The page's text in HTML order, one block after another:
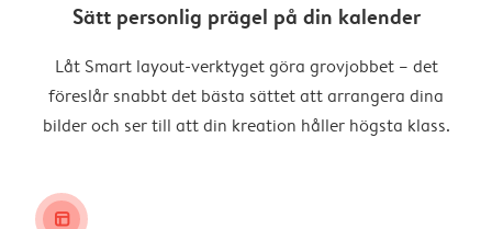
Sätt personlig prägel på din kalender
Låt Smart layout-verktyget göra grovjobbet – det
föreslår snabbt det bästa sättet att arrangera dina
bilder och ser till att din kreation håller högsta klass.
layout_alt